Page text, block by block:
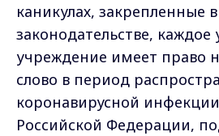
каникулах, закрепленные
законодательстве, каждое
учреждение имеет право
слово в период
коронавирусной
Российской Федерации,